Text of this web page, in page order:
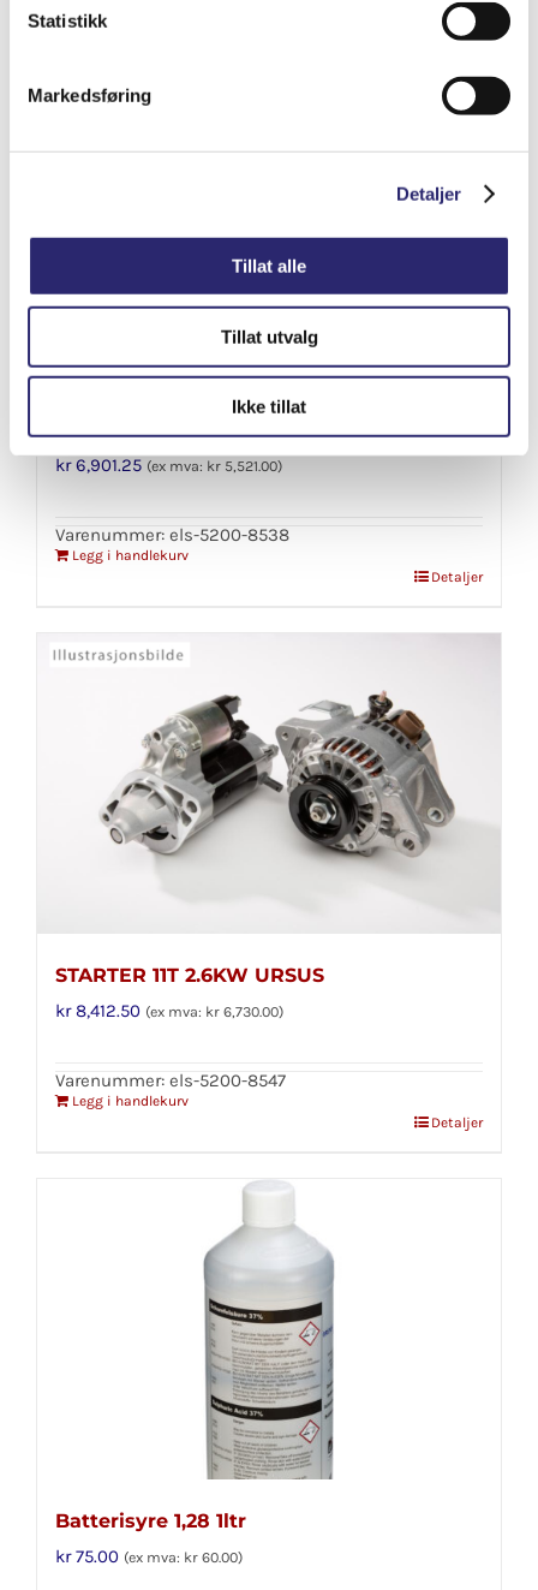
Statistikk
Markedsføring
Detaljer
Tillat alle
Tillat utvalg
Ikke tillat
Legg i handlekurv
Detaljer
STARTER 10T 2.6KW
kr6,901.25 (ex mva: kr 5,521.00)
Varenummer: els-5200-8538
Legg i handlekurv
Detaljer
STARTER 11T 2.6KW URSUS
kr8,412.50 (ex mva: kr 6,730.00)
Varenummer: els-5200-8547
Legg i handlekurv
Detaljer
Batterisyre 1,28 1ltr
kr75.00 (ex mva: kr 60.00)